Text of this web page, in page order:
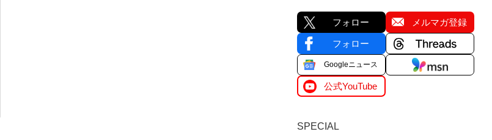
フォロー メルマガ登録
フォロー
Googleニュース
公式YouTube
SPECIAL